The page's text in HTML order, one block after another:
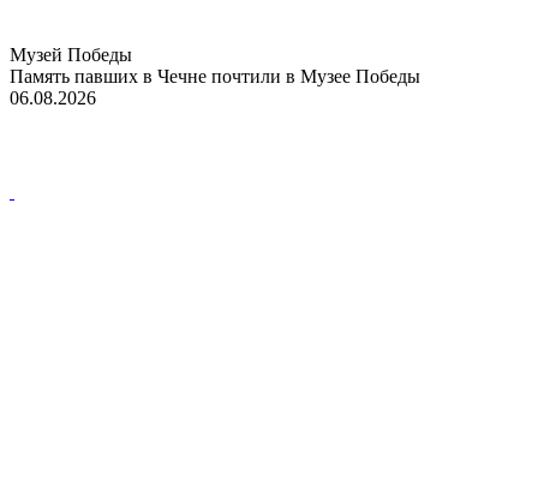
Музей Победы
Память павших в Чечне почтили в Музее Победы
06.08.2026